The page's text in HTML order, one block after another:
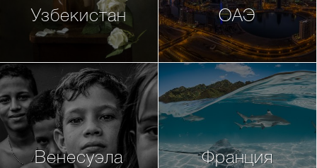
Узбекистан ОАЭ
Венесуэла Франция